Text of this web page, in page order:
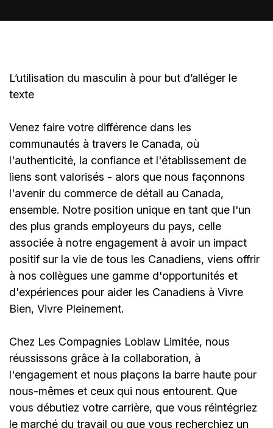
L’utilisation du masculin à pour but d’alléger le
texte
Venez faire votre différence dans les
communautés à travers le Canada, où
l'authenticité, la confiance et l'établissement de
liens sont valorisés - alors que nous façonnons
l'avenir du commerce de détail au Canada,
ensemble. Notre position unique en tant que l'un
des plus grands employeurs du pays, celle
associée à notre engagement à avoir un impact
positif sur la vie de tous les Canadiens, viens offrir
à nos collègues une gamme d'opportunités et
d'expériences pour aider les Canadiens à Vivre
Bien, Vivre Pleinement.
Chez Les Compagnies Loblaw Limitée, nous
réussissons grâce à la collaboration, à
l'engagement et nous plaçons la barre haute pour
nous-mêmes et ceux qui nous entourent. Que
vous débutiez votre carrière, que vous réintégriez
le marché du travail ou que vous recherchiez un